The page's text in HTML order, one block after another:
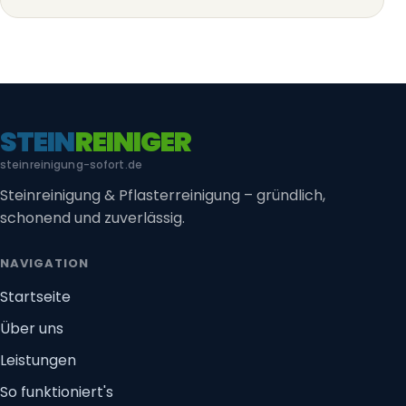
STEINREINIGER
steinreinigung-sofort.de
Steinreinigung & Pflasterreinigung – gründlich,
schonend und zuverlässig.
NAVIGATION
Startseite
Über uns
Leistungen
So funktioniert's